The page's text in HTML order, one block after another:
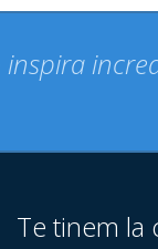
inspira
Te tinem la